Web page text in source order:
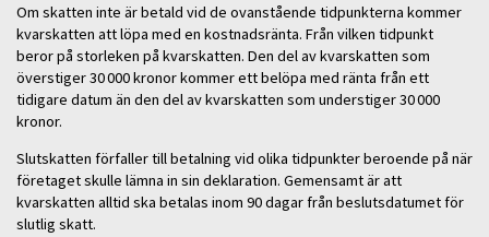
Om skatten inte är betald vid de ovanstående tidpunkterna kommer
kvarskatten att löpa med en kostnadsränta. Från vilken tidpunkt
beror på storleken på kvarskatten. Den del av kvarskatten som
överstiger 30 000 kronor kommer ett belöpa med ränta från ett
tidigare datum än den del av kvarskatten som understiger 30 000
kronor.
Slutskatten förfaller till betalning vid olika tidpunkter beroende på när
företaget skulle lämna in sin deklaration. Gemensamt är att
kvarskatten alltid ska betalas inom 90 dagar från beslutsdatumet för
slutlig skatt.